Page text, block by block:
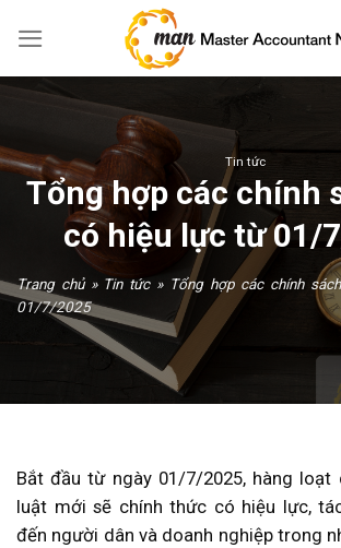
Tin tức
Tổng hợp các chính
có hiệu lực từ 01/
Trang chủ» Tin tức» Tổng hợp các chính
01/7/2025
Bắt đầu từ ngày 01/7/2025, hàng loạt
luật mới sẽ chính thức có hiệu lực,
đến người dân và doanh nghiệp trong